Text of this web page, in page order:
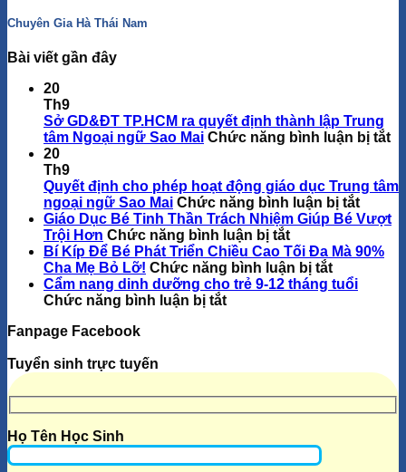
Chuyên Gia Hà Thái Nam
Bài viết gần đây
20
Th9
Sở GD&ĐT TP.HCM ra quyết định thành lập Trung
tâm Ngoại ngữ Sao Mai Chức năng bình luận bị tắtở
20
Th9
Quyết định cho phép hoạt động giáo dục Trung tâm
ngoại ngữ Sao Mai Chức năng bình luận bị tắtở
Quyết
cho
ngoại
ngữ
Sao
Giáo Dục Bé Tinh Thần Trách Nhiệm Giúp Bé Vượt
Trội Hơn Chức năng bình luận bị tắtở
Giáo
Dục
Bé
Vượt
Trội
Bí Kíp Để Bé Phát Triển Chiều Cao Tối Đa Mà 90%
Cha Mẹ Bỏ Lỡ! Chức năng bình luận bị tắtở
Bí
Cao
Tối
Cẩm nang dinh dưỡng cho trẻ 9-12 tháng tuổi
Chức năng bình luận bị tắtở
trẻ
9-
tháng
tuổi
Fanpage Facebook
Tuyển sinh trực tuyến
Họ Tên Học Sinh